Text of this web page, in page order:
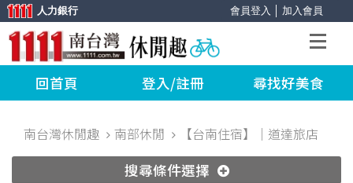
會員登入 加入會員
人力銀行
回首頁 登入/註冊 尋找好美食
南台灣休閒趣 南部休閒 【台南住宿】｜道達旅店
搜尋條件選擇